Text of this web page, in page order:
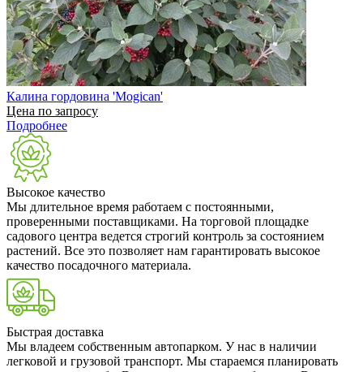
Калина гордовина 'Mogican'
Цена по запросу
Подробнее
Высокое качество
Мы длительное время работаем с постоянными,
проверенными поставщиками. На торговой площадке
садового центра ведется строгий контроль за состоянием
растений. Все это позволяет нам гарантировать высокое
качество посадочного материала.
Быстрая доставка
Мы владеем собственным автопарком. У нас в наличии
легковой и грузовой транспорт. Мы стараемся планировать